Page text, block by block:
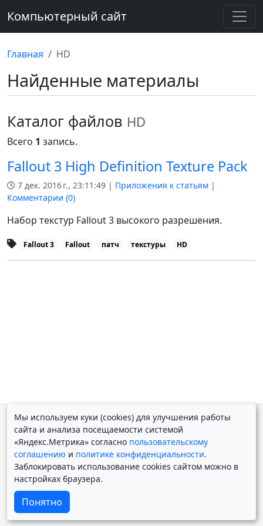
Компьютерный сайт
Главная HD
Найденные материалы
Каталог файлов HD
Всего 1 запись.
Fallout 3 High Definition Texture Pack
7 дек. 2016 г., 23:11:49 | Приложения к статьям |
Комментарии (0)
Набор текстур Fallout 3 высокого разрешения.
Fallout 3 Fallout патч текстуры HD
Мы используем куки (cookies) для улучшения работы
сайта и анализа посещаемости системой
«Яндекс.Метрика» согласно пользовательскому
соглашению и политике конфиденциальности.
Заблокировать использование cookies сайтом можно в
настройках браузера.
Понятно
© Дмитрий Косолапов 2007 — 2026.Старая версия
Powered byYii Framework